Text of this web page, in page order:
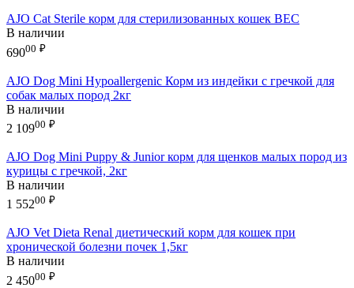
AJO Cat Sterile корм для стерилизованных кошек ВЕС
В наличии
69000 ₽
AJO Dog Mini Hypoallergenic Корм из индейки с гречкой для
собак малых пород 2кг
В наличии
2 10900 ₽
AJO Dog Mini Puppy & Junior корм для щенков малых пород из
курицы с гречкой, 2кг
В наличии
1 55200 ₽
AJO Vet Dieta Renal диетический корм для кошек при
хронической болезни почек 1,5кг
В наличии
2 45000 ₽